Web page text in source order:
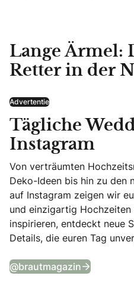
Lange Ärmel:
Retter in der
Advertentie
Tägliche
Instagram
Von verträumten
Deko-Ideen bis hin zu den
auf Instagram zeigen wir
und einzigartig Hochzeiten
inspirieren, entdeckt neue
Details, die euren Tag
@brautmagazin Tägliche